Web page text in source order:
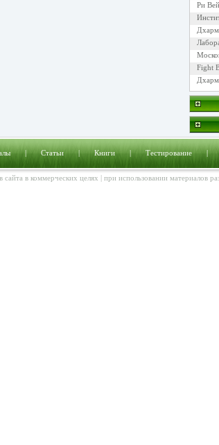
Ри
Fight
|Статьи|Книги|Тестирование
в коммерческих целях | при использовании материалов